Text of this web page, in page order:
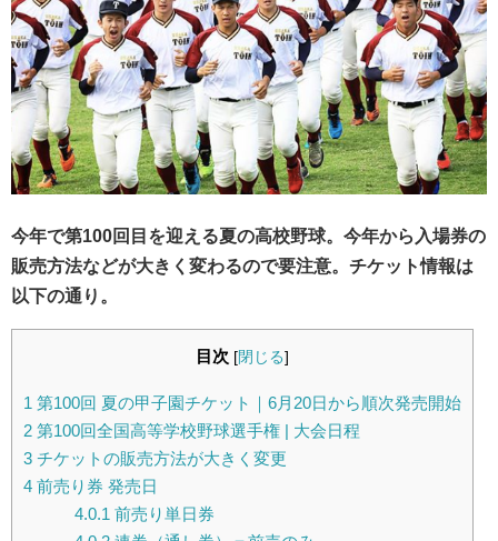
今年で第100回目を迎える夏の高校野球。今年から入場券の
販売方法などが大きく変わるので要注意。チケット情報は
以下の通り。
目次 [閉じる]
1 第100回 夏の甲子園チケット｜6月20日から順次発売開始
2 第100回全国高等学校野球選手権 | 大会日程
3 チケットの販売方法が大きく変更
4 前売り券 発売日
4.0.1前売り単日券